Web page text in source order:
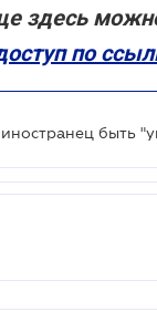
здесь
по
быть